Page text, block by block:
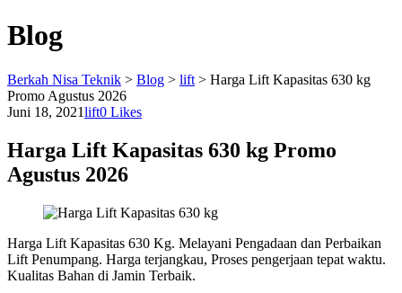
Blog
Berkah Nisa Teknik > Blog > lift > Harga Lift Kapasitas 630 kg
Promo Agustus 2026
Juni 18, 2021lift0 Likes
Harga Lift Kapasitas 630 kg Promo
Agustus 2026
Harga Lift Kapasitas 630 Kg. Melayani Pengadaan dan Perbaikan
Lift Penumpang. Harga terjangkau, Proses pengerjaan tepat waktu.
Kualitas Bahan di Jamin Terbaik.